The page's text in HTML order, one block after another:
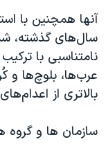
آنها همچنین با
سال‌های گذشته،
نامتناسبی با
عرب‌ها، بلوچ‌ها
بالاتری از
سازمان ها و گروه